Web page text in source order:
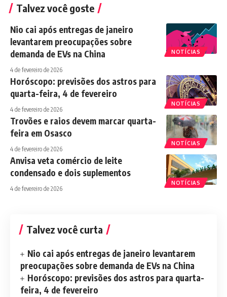
Talvez você goste
NOTÍCIAS
Nio cai após entregas de janeiro
levantarem preocupações sobre
demanda de EVs na China
4 de fevereiro de 2026
NOTÍCIAS
Horóscopo: previsões dos astros para
quarta-feira, 4 de fevereiro
4 de fevereiro de 2026
NOTÍCIAS
Trovões e raios devem marcar quarta-
feira em Osasco
4 de fevereiro de 2026
NOTÍCIAS
Anvisa veta comércio de leite
condensado e dois suplementos
4 de fevereiro de 2026
Talvez você curta
Nio cai após entregas de janeiro levantarem
preocupações sobre demanda de EVs na China
Horóscopo: previsões dos astros para quarta-
feira, 4 de fevereiro